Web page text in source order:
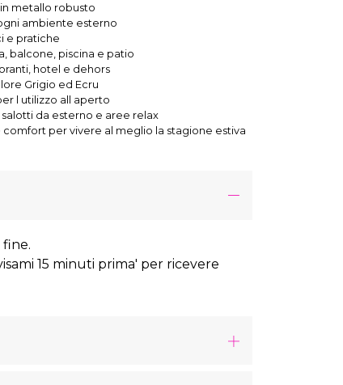
metallo robusto
ambiente esterno
e pratiche
balcone, piscina e patio
hotel e dehors
Grigio ed Ecru
l utilizzo all aperto
da esterno e aree relax
comfort per vivere al meglio la stagione estiva
15 minuti prima' per ricevere